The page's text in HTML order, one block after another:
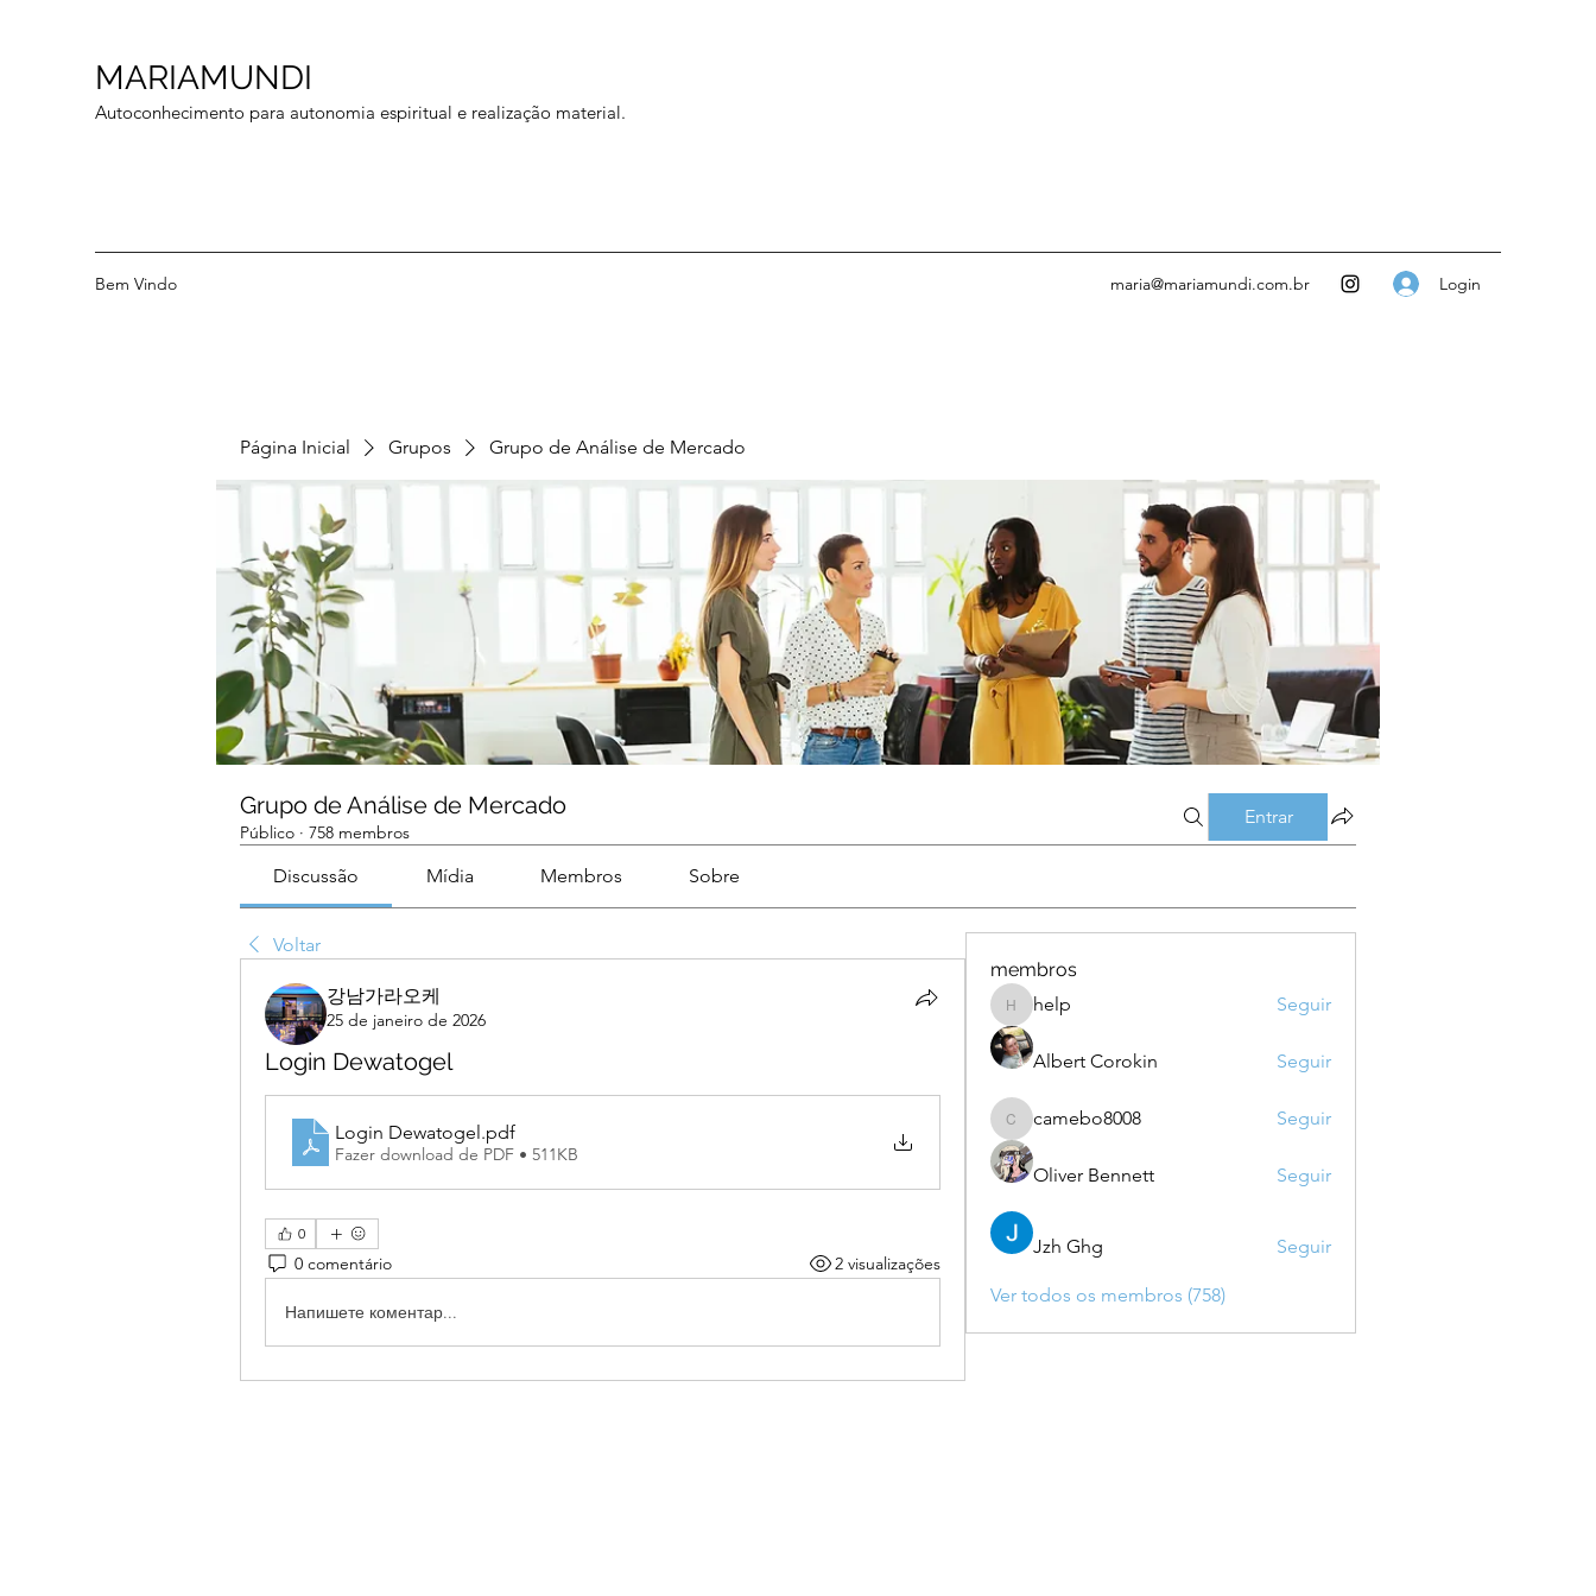
MARIAMUNDI
Autoconhecimento para autonomia espiritual e realização material.
Bem Vindo maria@mariamundi.com.br Login
Página Inicial Grupos Grupo de Análise de Mercado
Grupo de Análise de Mercado
Público · 758 membros
Entrar
Discussão Mídia Membros Sobre
Voltar
강남가라오케
25 de janeiro de 2026
Login Dewatogel
Login Dewatogel.pdf
Fazer download de PDF • 511KB
0
0 comentário 2 visualizações
Напишете коментар...
membros
help
help Seguir
Albert Corokin Seguir
camebo8008
camebo8008 Seguir
Oliver Bennett Seguir
Jzh Ghg Seguir
Ver todos os membros (758)